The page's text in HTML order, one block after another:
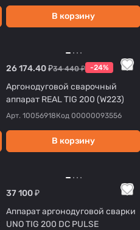
В корзину
26 174.40 ₽34 440 ₽ -24%
Аргонодуговой сварочный
аппарат REAL TIG 200 (W223)
Арт. 10056918Код 00000093556
В корзину
37 100 ₽
Аппарат аргонодуговой сварки
UNO TIG 200 DC PULSE